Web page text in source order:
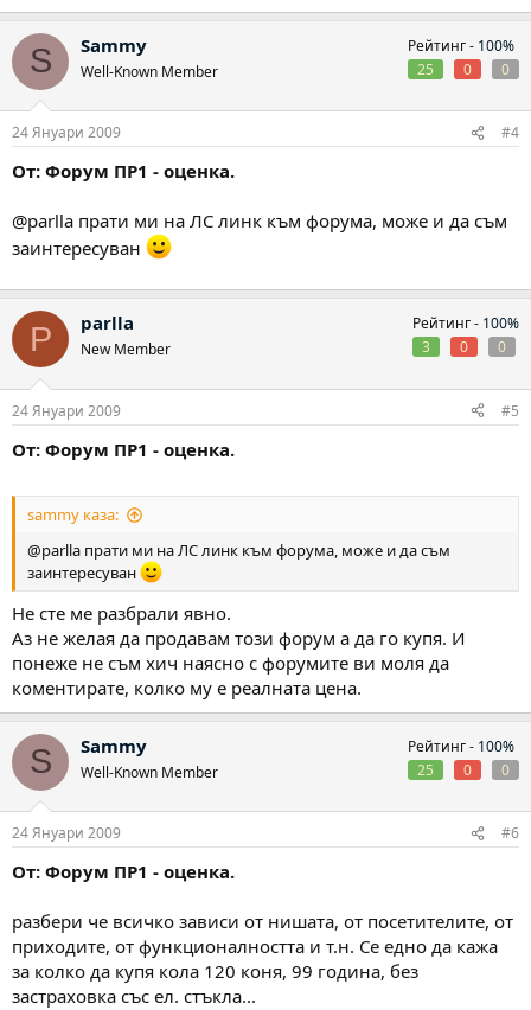
S Sammy
Well-Known Member
Рейтинг - 100%
25
0 0
24 Януари 2009 #4
От: Форум ПР1 - оценка.
@parlla прати ми на ЛС линк към форума, може и да съм
заинтересуван
P parlla
New Member
Рейтинг - 100%
3
0 0
24 Януари 2009 #5
От: Форум ПР1 - оценка.
sammy каза:
@parlla прати ми на ЛС линк към форума, може и да съм
заинтересуван
Не сте ме разбрали явно.
Аз не желая да продавам този форум а да го купя. И
понеже не съм хич наясно с форумите ви моля да
коментирате, колко му е реалната цена.
S Sammy
Well-Known Member
Рейтинг - 100%
25
0 0
24 Януари 2009 #6
От: Форум ПР1 - оценка.
разбери че всичко зависи от нишата, от посетителите, от
приходите, от функционалността и т.н. Се едно да кажа
за колко да купя кола 120 коня, 99 година, без
застраховка със ел. стъкла...